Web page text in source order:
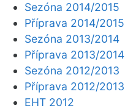
Sezóna 2014/2015
Příprava 2014/2015
Sezóna 2013/2014
Příprava 2013/2014
Sezóna 2012/2013
Příprava 2012/2013
EHT 2012